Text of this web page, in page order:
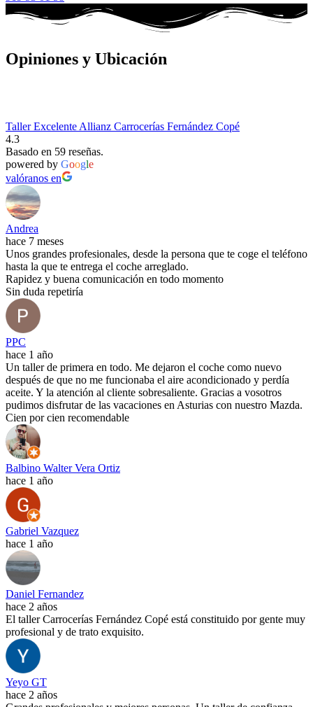
Opiniones y Ubicación
Taller Excelente Allianz Carrocerías Fernández Copé
4.3
Basado en 59 reseñas.
powered by Google
valóranos en
Andrea
hace 7 meses
Unos grandes profesionales, desde la persona que te coge el teléfono
hasta la que te entrega el coche arreglado.
Rapidez y buena comunicación en todo momento
Sin duda repetiría
PPC
hace 1 año
Un taller de primera en todo. Me dejaron el coche como nuevo
después de que no me funcionaba el aire acondicionado y perdía
aceite. Y la atención al cliente sobresaliente. Gracias a vosotros
pudimos disfrutar de las vacaciones en Asturias con nuestro Mazda.
Cien por cien recomendable
Balbino Walter Vera Ortiz
hace 1 año
Gabriel Vazquez
hace 1 año
Daniel Fernandez
hace 2 años
El taller Carrocerías Fernández Copé está constituido por gente muy
profesional y de trato exquisito.
Yeyo GT
hace 2 años